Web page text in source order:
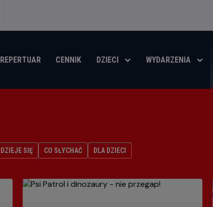
REPERTUAR CENNIK DZIECI WYDARZENIA
DZIEJE SIĘ CO SŁYCHAĆ DLA DZIECI